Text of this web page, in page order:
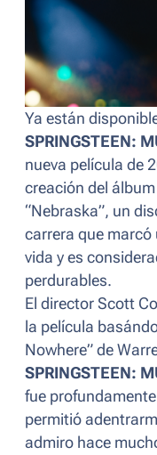
Ya están
SPRINGSTEEN:
nueva película de
creación del
“Nebraska”, un
carrera que marcó
vida y es
perdurables.
El director Scott
la película
Nowhere” de
SPRINGSTEEN:
fue
permitió
admiro hace